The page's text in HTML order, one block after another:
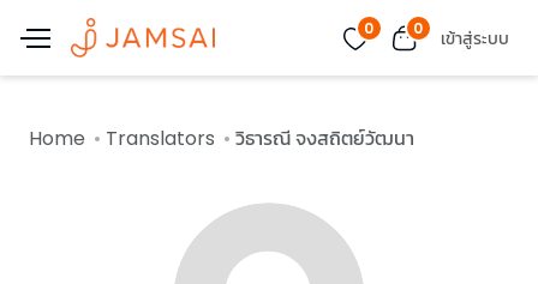
0 0 เข้าสู่ระบบ
Home Translators วิธารณี จงสถิตย์วัฒนา